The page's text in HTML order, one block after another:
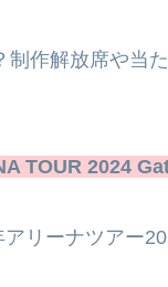
制作解放席や当
TOUR 2024
リーナツアー